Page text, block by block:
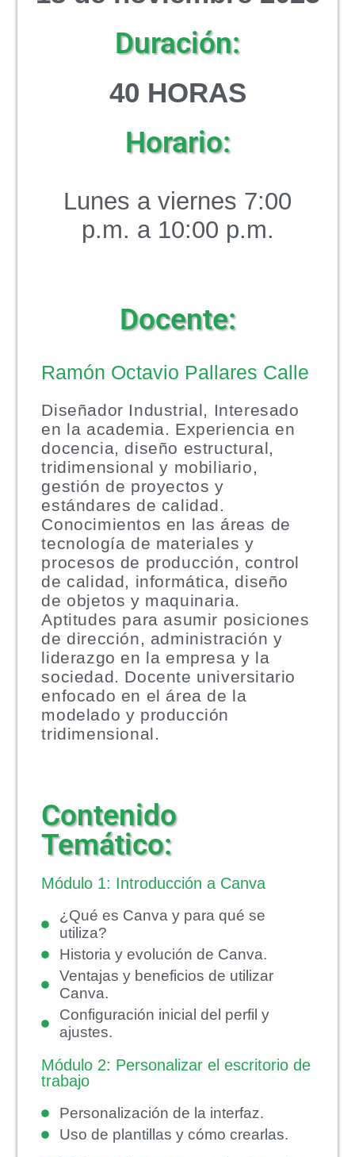
Duración:
40 HORAS
Horario:
Lunes a viernes 7:00
p.m. a 10:00 p.m.
Docente:
Ramón Octavio Pallares Calle
Diseñador Industrial, Interesado
en la academia. Experiencia en
docencia, diseño estructural,
tridimensional y mobiliario,
gestión de proyectos y
estándares de calidad.
Conocimientos en las áreas de
tecnología de materiales y
procesos de producción, control
de calidad, informática, diseño
de objetos y maquinaria.
Aptitudes para asumir posiciones
de dirección, administración y
liderazgo en la empresa y la
sociedad. Docente universitario
enfocado en el área de la
modelado y producción
tridimensional.
Contenido
Temático:
Módulo 1: Introducción a Canva
¿Qué es Canva y para qué se
utiliza?
Historia y evolución de Canva.
Ventajas y beneficios de utilizar
Canva.
Configuración inicial del perfil y
ajustes.
Módulo 2: Personalizar el escritorio de
trabajo
Personalización de la interfaz.
Uso de plantillas y cómo crearlas.